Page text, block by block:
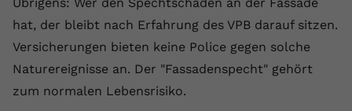
hat, der bleibt nach Erfahrung des VPB darauf sitzen.
Versicherungen bieten keine Police gegen solche
Naturereignisse an. Der "Fassadenspecht" gehört
zum normalen Lebensrisiko.